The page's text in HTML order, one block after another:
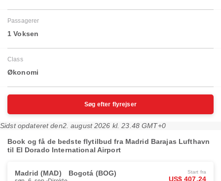
Passagerer
1 Voksen
Class
Økonomi
Søg efter flyrejser
Sidst opdateret den2. august 2026 kl. 23.48 GMT+0
Book og få de bedste flytilbud fra Madrid Barajas Lufthavn
til El Dorado International Airport
Madrid (MAD) Bogotá (BOG) Start fra
US$ 407.24